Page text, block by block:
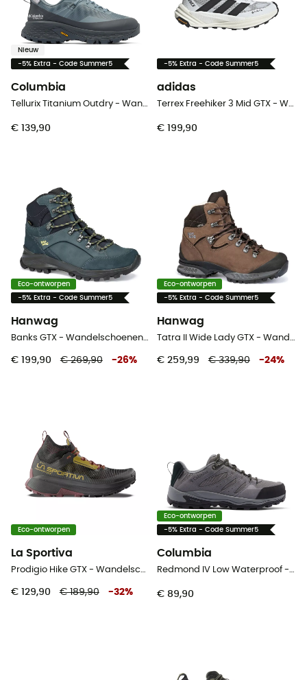
Nieuw
-5% Extra - Code Summer5
Columbia
Tellurix Titanium Outdry - Wandelschoenen - Dames
€ 139,90
-5% Extra - Code Summer5
adidas
Terrex Freehiker 3 Mid GTX - Wandelschoenen - Heren
€ 199,90
Eco-ontworpen
-5% Extra - Code Summer5
Hanwag
Banks GTX - Wandelschoenen Heren
€ 199,90 € 269,90 -26%
Eco-ontworpen
-5% Extra - Code Summer5
Hanwag
Tatra II Wide Lady GTX - Wandelschoenen - Dames
€ 259,99 € 339,90 -24%
Eco-ontworpen
La Sportiva
Prodigio Hike GTX - Wandelschoenen - Heren
€ 129,90 € 189,90 -32%
Eco-ontworpen
-5% Extra - Code Summer5
Columbia
Redmond IV Low Waterproof - Wandelschoenen - Heren
€ 89,90